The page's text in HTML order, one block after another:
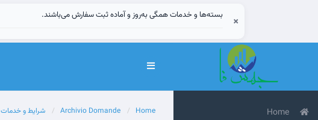
بسته‌ها و خدمات همگی به‌روز و آماده ثبت سفارش می‌باشند. ×
Attiva
Home
Home
Archivio Domande شرایط و خدمات